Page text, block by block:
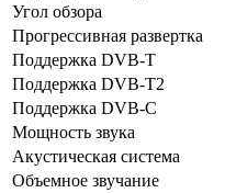
Угол обзора
Прогрессивная развертка
Поддержка DVB-T
Поддержка DVB-T2
Поддержка DVB-C
Мощность звука
Акустическая система
Объемное звучание